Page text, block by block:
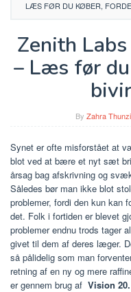
LÆS FØR DU KØBER,
Zenith
– Læs før
By Zahra
Synet er ofte misforstået at
blot ved at bære et nyt sæt
årsag bag afskrivning og
Således bør man ikke blot
problemer, fordi den kun kan
det. Folk i fortiden er blevet
problemer endnu trods tager
givet til dem af deres læger.
så pålidelig som man
retning af en ny og mere
er gennem brug af Vision 20.